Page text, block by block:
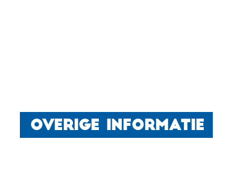
OVERIGE INFORMATIE